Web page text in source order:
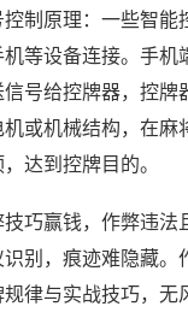
制原理：一些智能
等设备连接。手机
号给控牌器，控牌
或机械结构，在麻
达到控牌目的。
巧赢钱，作弊违法
别，痕迹难隐藏。
律与实战技巧，无